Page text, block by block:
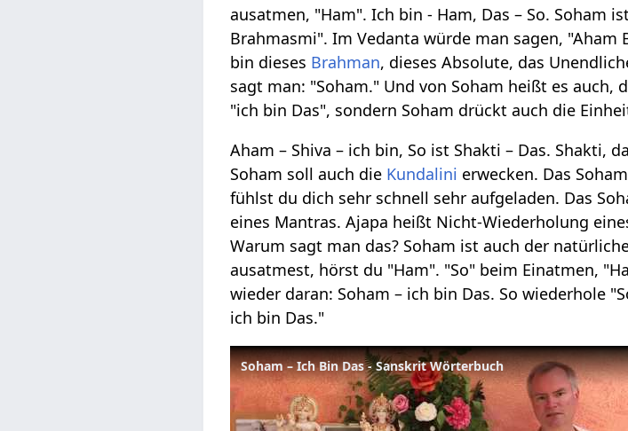
ausatmen, "Ham". Ich bin - Ham, Das – So. Soham
Brahmasmi". Im Vedanta würde man sagen,
bin dieses Brahman, dieses Absolute, das
sagt man: "Soham." Und von Soham heißt es auch,
"ich bin Das", sondern Soham drückt auch die
Aham – Shiva – ich bin, So ist Shakti – Das. Shakti,
Soham soll auch die Kundalini erwecken. Das
fühlst du dich sehr schnell sehr aufgeladen. Das
eines Mantras. Ajapa heißt Nicht-Wiederholung
Warum sagt man das? Soham ist auch der
ausatmest, hörst du "Ham". "So" beim Einatmen,
wieder daran: Soham – ich bin Das. So wiederhole
ich bin Das."
Soham – Ich Bin Das - Sanskrit Wörterbuch